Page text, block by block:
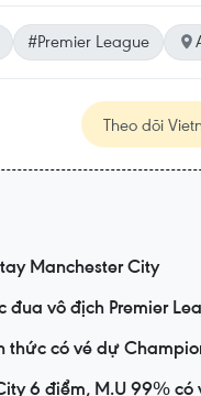
#Premier League
Theo dõi
Manchester City
vô địch Premier
thức có vé dự
6 điểm, M.U 99% có